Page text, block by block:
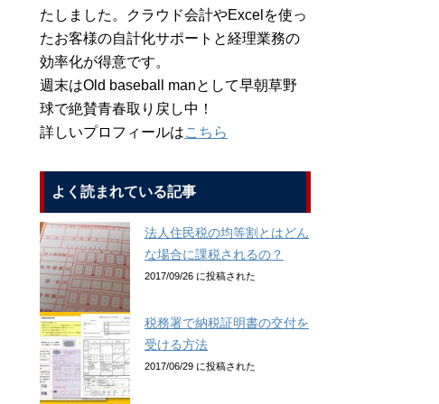
たしました。クラウド会計やExcelを使っ
たお客様の自計化サポートと経理業務の
効率化が得意です。
週末はOld baseball manとして早朝草野
球で絶賛青春取り戻し中！
詳しいプロフィールはこちら
よく読まれている記事
法人住民税の均等割とはどん
な場合に課税されるの？
2017/09/26 に投稿された
税務署で納税証明書の交付を
受ける方法
2017/06/29 に投稿された